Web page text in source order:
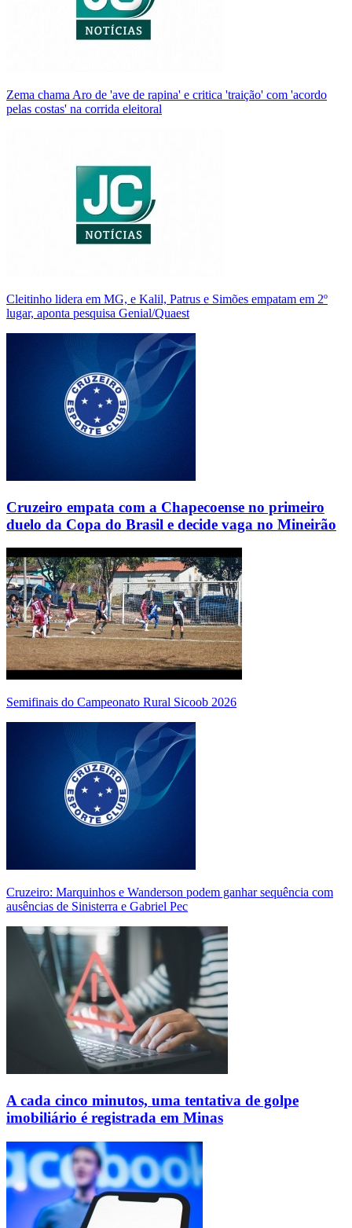
Zema chama Aro de 'ave de rapina' e critica 'traição' com 'acordo
pelas costas' na corrida eleitoral
Cleitinho lidera em MG, e Kalil, Patrus e Simões empatam em 2º
lugar, aponta pesquisa Genial/Quaest
Cruzeiro empata com a Chapecoense no primeiro
duelo da Copa do Brasil e decide vaga no Mineirão
Semifinais do Campeonato Rural Sicoob 2026
Cruzeiro: Marquinhos e Wanderson podem ganhar sequência com
ausências de Sinisterra e Gabriel Pec
A cada cinco minutos, uma tentativa de golpe
imobiliário é registrada em Minas